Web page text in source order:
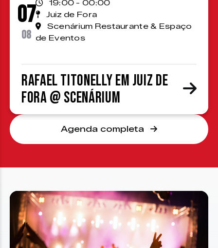
07
08
19:00 - 00:00
Juiz de Fora
Scenárium Restaurante & Espaço
de Eventos
Rafael Titonelly em Juiz de
Fora @ Scenárium
Agenda completa